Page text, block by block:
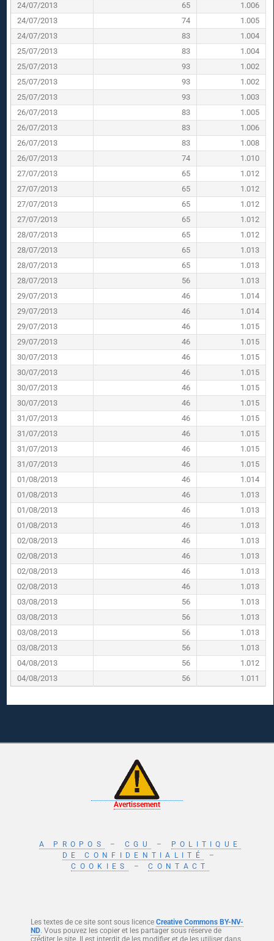
24/07/2013
65
1.006
24/07/2013
74
1.005
24/07/2013
83
1.004
25/07/2013
83
1.004
25/07/2013
93
1.002
25/07/2013
93
1.002
25/07/2013
93
1.003
26/07/2013
83
1.005
26/07/2013
83
1.006
26/07/2013
83
1.008
26/07/2013
74
1.010
27/07/2013
65
1.012
27/07/2013
65
1.012
27/07/2013
65
1.012
27/07/2013
65
1.012
28/07/2013
65
1.012
28/07/2013
65
1.013
28/07/2013
65
1.013
28/07/2013
56
1.013
29/07/2013
46
1.014
29/07/2013
46
1.014
29/07/2013
46
1.015
29/07/2013
46
1.015
30/07/2013
46
1.015
30/07/2013
46
1.015
30/07/2013
46
1.015
30/07/2013
46
1.015
31/07/2013
46
1.015
31/07/2013
46
1.015
31/07/2013
46
1.015
31/07/2013
46
1.015
01/08/2013
46
1.014
01/08/2013
46
1.013
01/08/2013
46
1.013
01/08/2013
46
1.013
02/08/2013
46
1.013
02/08/2013
46
1.013
02/08/2013
46
1.013
02/08/2013
46
1.013
03/08/2013
56
1.013
03/08/2013
56
1.013
03/08/2013
56
1.013
03/08/2013
56
1.013
04/08/2013
56
1.012
04/08/2013
56 1.011
Avertissement
A PROPOS – CGU –
POLITIQUE
DE CONFIDENTIALITÉ
–
COOKIES
–CONTACT
Les textes de ce site sont sous licence Creative Commons BY-NV-
ND. Vous pouvez les copier et les partager sous réserve de
créditer le site. Il est interdit de les modifier et de les utiliser dans